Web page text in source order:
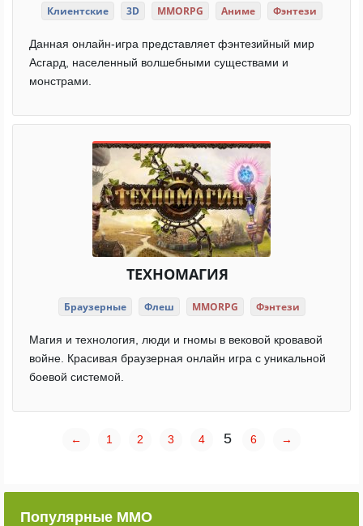
Клиентские 3D MMORPG Аниме Фэнтези
Данная онлайн-игра представляет фэнтезийный мир
Асгард, населенный волшебными существами и
монстрами.
ТЕХНОМАГИЯ
Браузерные Флеш MMORPG Фэнтези
Магия и технология, люди и гномы в вековой кровавой
войне. Красивая браузерная онлайн игра с уникальной
боевой системой.
← 1 2 3 4 5 6 →
Популярные ММО